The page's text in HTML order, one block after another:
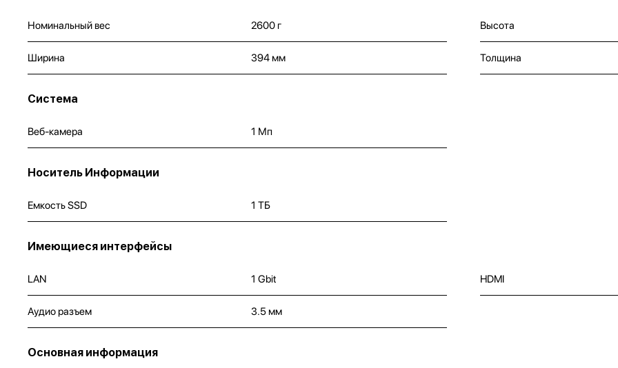
Номинальный вес 2600 г Высота
Ширина 394 мм Толщина
Система
Веб-камера 1 Мп
Носитель Информации
Емкость SSD 1 ТБ
Имеющиеся интерфейсы
LAN 1 Gbit HDMI
Аудио разъем 3.5 мм
Основная информация